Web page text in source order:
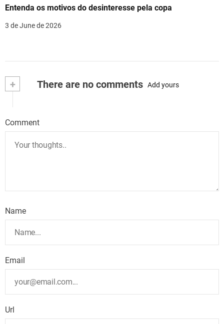
Entenda os motivos do desinteresse pela copa
3 de June de 2026
+ There are no comments Add yours
Comment
Name
Email
Url